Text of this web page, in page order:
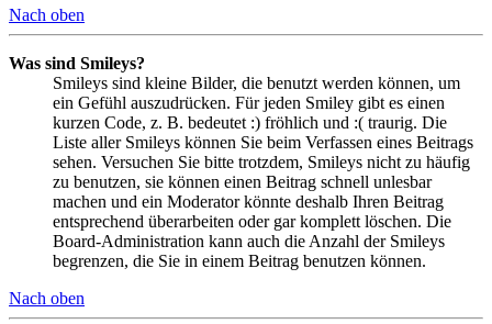
Nach oben
Was sind Smileys?
Smileys sind kleine Bilder, die benutzt werden können, um
ein Gefühl auszudrücken. Für jeden Smiley gibt es einen
kurzen Code, z. B. bedeutet :) fröhlich und :( traurig. Die
Liste aller Smileys können Sie beim Verfassen eines Beitrags
sehen. Versuchen Sie bitte trotzdem, Smileys nicht zu häufig
zu benutzen, sie können einen Beitrag schnell unlesbar
machen und ein Moderator könnte deshalb Ihren Beitrag
entsprechend überarbeiten oder gar komplett löschen. Die
Board-Administration kann auch die Anzahl der Smileys
begrenzen, die Sie in einem Beitrag benutzen können.
Nach oben